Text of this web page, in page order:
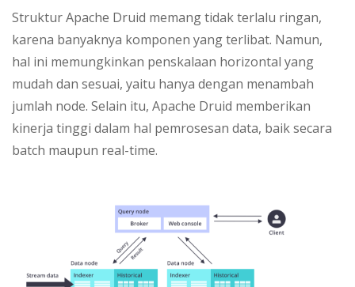
Struktur Apache Druid memang tidak terlalu ringan,
karena banyaknya komponen yang terlibat. Namun,
hal ini memungkinkan penskalaan horizontal yang
mudah dan sesuai, yaitu hanya dengan menambah
jumlah node. Selain itu, Apache Druid memberikan
kinerja tinggi dalam hal pemrosesan data, baik secara
batch maupun real-time.